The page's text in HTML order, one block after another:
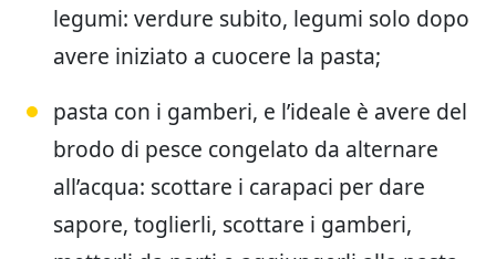
legumi: verdure subito, legumi solo dopo
avere iniziato a cuocere la pasta;
pasta con i gamberi, e l’ideale è avere del
brodo di pesce congelato da alternare
all’acqua: scottare i carapaci per dare
sapore, toglierli, scottare i gamberi,